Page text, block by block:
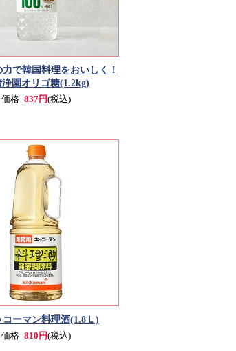
で韓国料理をおいしく！
浄園オリゴ糖(1.2kg)
価格 837円(税込)
コーマン料理酒(1.8Ｌ)
価格 810円(税込)